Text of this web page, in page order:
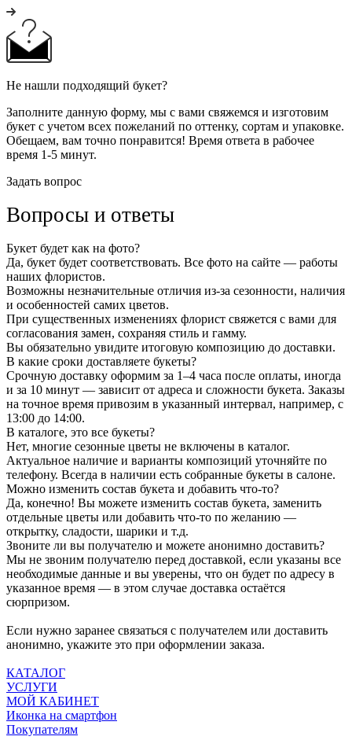
Не нашли подходящий букет?
Заполните данную форму, мы с вами свяжемся и изготовим
букет с учетом всех пожеланий по оттенку, сортам и упаковке.
Обещаем, вам точно понравится! Время ответа в рабочее
время 1-5 минут.
Задать вопрос
Вопросы и ответы
Букет будет как на фото?
Да, букет будет соответствовать. Все фото на сайте — работы
наших флористов.
Возможны незначительные отличия из-за сезонности, наличия
и особенностей самих цветов.
При существенных изменениях флорист свяжется с вами для
согласования замен, сохраняя стиль и гамму.
Вы обязательно увидите итоговую композицию до доставки.
В какие сроки доставляете букеты?
Срочную доставку оформим за 1–4 часа после оплаты, иногда
и за 10 минут — зависит от адреса и сложности букета. Заказы
на точное время привозим в указанный интервал, например, с
13:00 до 14:00.
В каталоге, это все букеты?
Нет, многие сезонные цветы не включены в каталог.
Актуальное наличие и варианты композиций уточняйте по
телефону. Всегда в наличии есть собранные букеты в салоне.
Можно изменить состав букета и добавить что-то?
Да, конечно! Вы можете изменить состав букета, заменить
отдельные цветы или добавить что-то по желанию —
открытку, сладости, шарики и т.д.
Звоните ли вы получателю и можете анонимно доставить?
Мы не звоним получателю перед доставкой, если указаны все
необходимые данные и вы уверены, что он будет по адресу в
указанное время — в этом случае доставка остаётся
сюрпризом.
Если нужно заранее связаться с получателем или доставить
анонимно, укажите это при оформлении заказа.
КАТАЛОГ
УСЛУГИ
МОЙ КАБИНЕТ
Иконка на смартфон
Покупателям